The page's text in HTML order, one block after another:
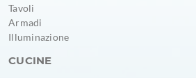
Tavoli
Armadi
Illuminazione
CUCINE